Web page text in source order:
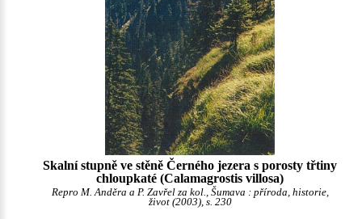
Skalní stupně ve stěně Černého jezera s porosty třtiny
chloupkaté (Calamagrostis villosa)
Repro M. Anděra a P. Zavřel za kol., Šumava : příroda, historie,
život (2003), s. 230